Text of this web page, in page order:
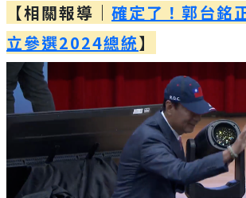
【相關報導｜ 確定了！郭台銘
立參選2024總統】